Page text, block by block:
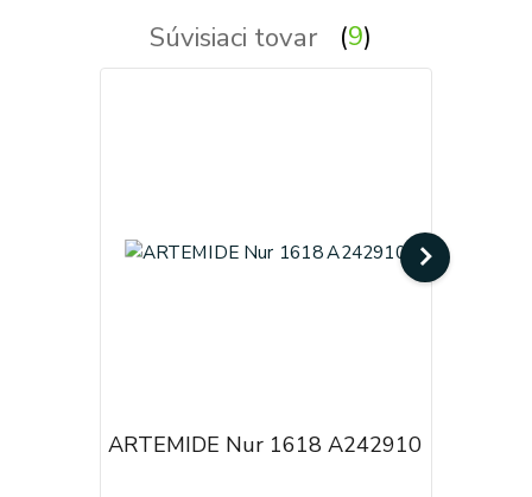
Súvisiaci tovar 9
ARTEMIDE Nur 1618 A242910